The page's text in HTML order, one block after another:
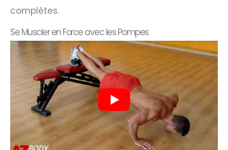
complètes.
Se Muscler en Force avec les Pompes